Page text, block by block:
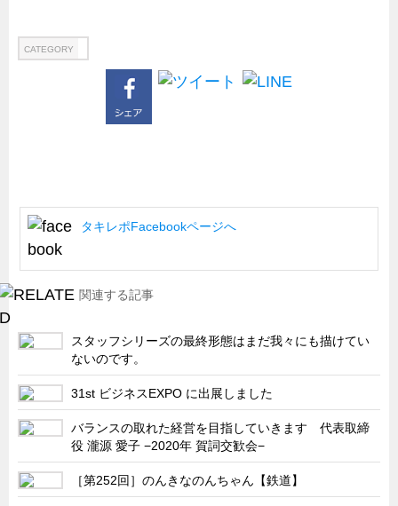
ハイセキュリティ錠前TAKシリーズ
試作・特注品の事例集
SDGs配慮・脱炭素
医療・福祉・介護関連
ロボット・自動化装置関連
二次電池関連
EV・PHEV充電器関連
再生可能エネルギー
農業関連
CATEGORY
タキレポFacebookページへ
関連する記事
スタッフシリーズの最終形態はまだ我々にも描けてい
ないのです。
31st ビジネスEXPO に出展しました
バランスの取れた経営を目指していきます 代表取締
役 瀧源 愛子 −2020年 賀詞交歓会−
［第252回］のんきなのんちゃん【鉄道】